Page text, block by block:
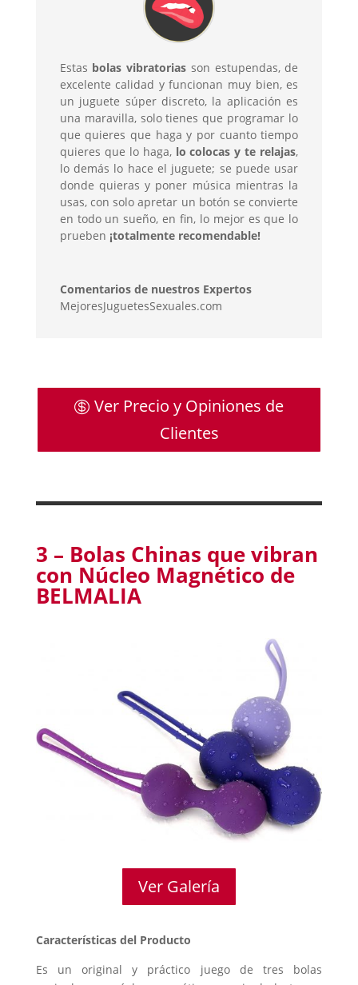
Estas bolas vibratorias son estupendas, de
excelente calidad y funcionan muy bien, es
un juguete súper discreto, la aplicación es
una maravilla, solo tienes que programar lo
que quieres que haga y por cuanto tiempo
quieres que lo haga, lo colocas y te relajas,
lo demás lo hace el juguete; se puede usar
donde quieras y poner música mientras la
usas, con solo apretar un botón se convierte
en todo un sueño, en fin, lo mejor es que lo
prueben ¡totalmente recomendable!
Comentarios de nuestros Expertos
MejoresJuguetesSexuales.com
Ver Precio y Opiniones de
Clientes
3 – Bolas Chinas que vibran
con Núcleo Magnético de
BELMALIA
Ver Galería
Características del Producto
Es un original y práctico juego de tres bolas